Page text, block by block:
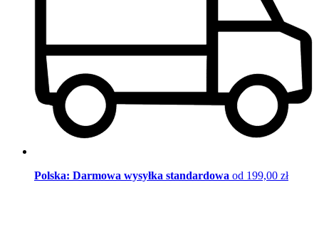
Polska: Darmowa wysyłka standardowa od 199,00 zł